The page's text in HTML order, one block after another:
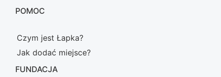
POMOC
Czym jest Łapka?
Jak dodać miejsce?
FUNDACJA